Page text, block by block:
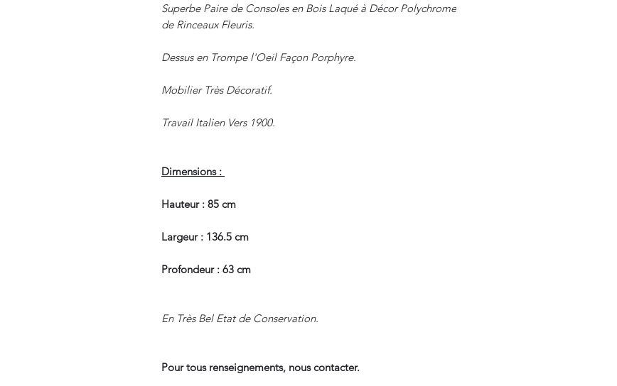
Superbe Paire de Consoles en Bois Laqué à Décor Polychrome
de Rinceaux Fleuris.
Dessus en Trompe l'Oeil Façon Porphyre.
Mobilier Très Décoratif.
Travail Italien Vers 1900.
Dimensions :
Hauteur : 85 cm
Largeur : 136.5 cm
Profondeur : 63 cm
En Très Bel Etat de Conservation.
Pour tous renseignements, nous contacter.